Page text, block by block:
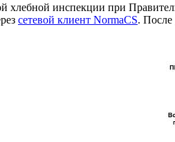
хлебной инспекции при
сетевой клиент NormaCS. После